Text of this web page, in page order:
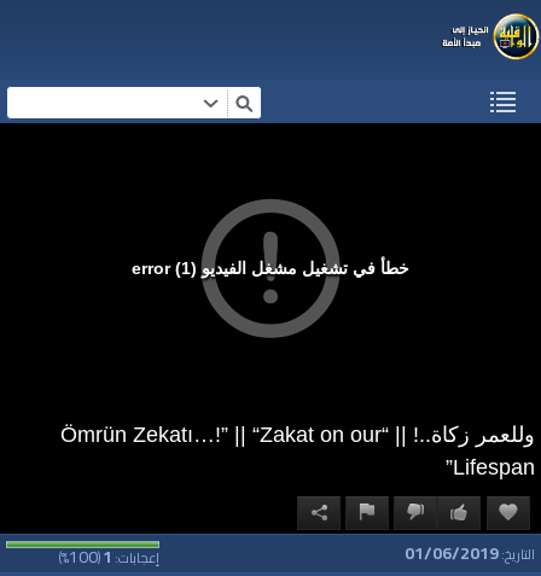
خطأ في تشغيل مشغل الفيديو (1) error
وللعمر زكاة..! || “Ömrün Zekatı…!” || “Zakat on our
Lifespan”
إعجابات:1
(
100
%) التاريخ:01/06/2019